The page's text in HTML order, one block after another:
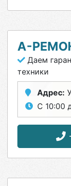
А-
Даем
техники
Адрес:
С 10:00